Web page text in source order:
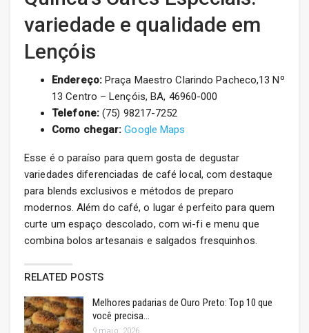
variedade e qualidade em
Lençóis
Endereço:Praça Maestro Clarindo Pacheco,13 Nº
13 Centro – Lençóis, BA, 46960-000
Telefone:(75) 98217-7252
Como chegar: Google Maps
Esse é o paraíso para quem gosta de degustar
variedades diferenciadas de café local, com destaque
para blends exclusivos e métodos de preparo
modernos. Além do café, o lugar é perfeito para quem
curte um espaço descolado, com wi-fi e menu que
combina bolos artesanais e salgados fresquinhos.
RELATED POSTS
Melhores padarias de Ouro Preto: Top 10 que
você precisa…
9 maio, 2026